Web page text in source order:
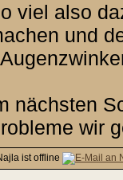
viel also
und
nächsten
wir